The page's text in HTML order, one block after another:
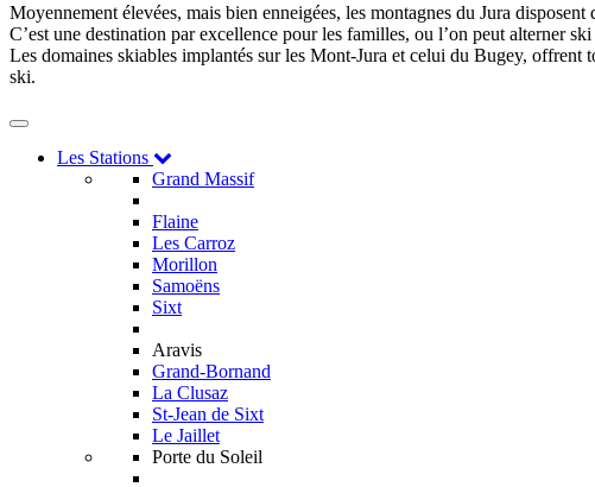
Moyennement élevées, mais bien enneigées, les montagnes du Jura
C’est une destination par excellence pour les familles, ou l’on peut alterner
Les domaines skiables implantés sur les Mont-Jura et celui du Bugey, offrent
ski.
Toggle
navigationLes Stations
Grand Massif
Flaine
Les Carroz
Morillon
Samoëns
Sixt
Aravis
Grand-Bornand
La Clusaz
St-Jean de Sixt
Le Jaillet
Porte du Soleil